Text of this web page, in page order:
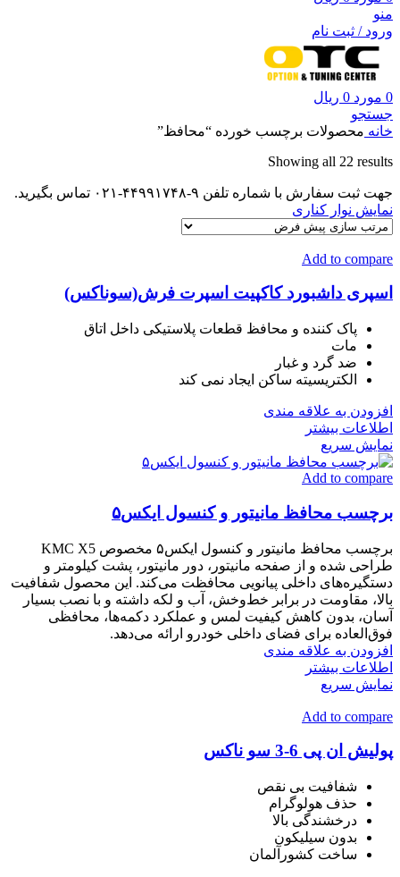
منو
ورود / ثبت نام
0 مورد 0 ریال
جستجو
خانه محصولات برچسب خورده “محافظ”
Showing all 22 results
جهت ثبت سفارش با شماره تلفن ۹-۴۴۹۹۱۷۴۸-۰۲۱ تماس بگیرید.
نمایش نوار کناری
Add to compare
اسپری داشبورد کاکپیت اسپرت فرش(سوناکس)
پاک کننده و محافظ قطعات پلاستیکی داخل اتاق
مات
ضد گرد و غبار
الکتریسیته ساکن ایجاد نمی کند
افزودن به علاقه مندی
اطلاعات بیشتر
نمایش سریع
Add to compare
برچسب محافظ مانیتور و کنسول ایکس۵
برچسب محافظ مانیتور و کنسول ایکس۵ مخصوص KMC X5
طراحی شده و از صفحه مانیتور، دور مانیتور، پشت کیلومتر و
دستگیره‌های داخلی پیانویی محافظت می‌کند. این محصول شفافیت
بالا، مقاومت در برابر خط‌وخش، آب و لکه داشته و با نصب بسیار
آسان، بدون کاهش کیفیت لمس و عملکرد دکمه‌ها، محافظی
فوق‌العاده برای فضای داخلی خودرو ارائه می‌دهد.
افزودن به علاقه مندی
اطلاعات بیشتر
نمایش سریع
Add to compare
پولیش ان پی 6-3 سو ناکس
شفافیت بی نقص
حذف هولوگرام
درخشندگی بالا
بدون سیلیکون
ساخت کشورآلمان